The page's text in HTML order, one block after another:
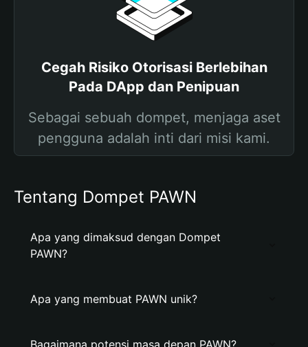
Cegah Risiko Otorisasi Berlebihan
Pada DApp dan Penipuan
Sebagai sebuah dompet, menjaga aset
pengguna adalah inti dari misi kami.
Tentang Dompet PAWN
Apa yang dimaksud dengan Dompet
PAWN?
Apa yang membuat PAWN unik?
Bagaimana potensi masa depan PAWN?